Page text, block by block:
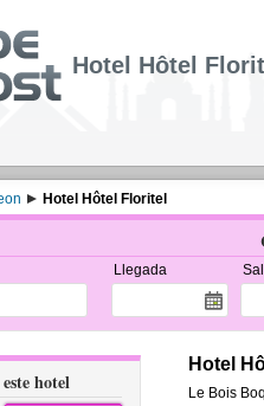
Hotel Hôtel
Hotel Hôtel Floritel
Llegada
hotel
Hotel
Le Bois